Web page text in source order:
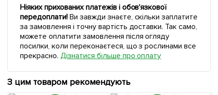
Ніяких прихованих платежів і обов'язкової
передоплати!Ви завжди знаєте, скільки заплатите
за замовлення і точну вартість доставки. Так само,
можете оплатити замовлення після огляду
посилки, коли переконаєтеся, що з рослинами все
прекрасно. Дізнатися більше про оплату
З цим товаром рекомендують